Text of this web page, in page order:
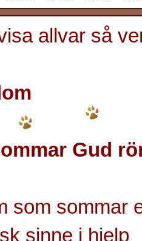
allvar så
Gud
som sommar
sinne i hjelp